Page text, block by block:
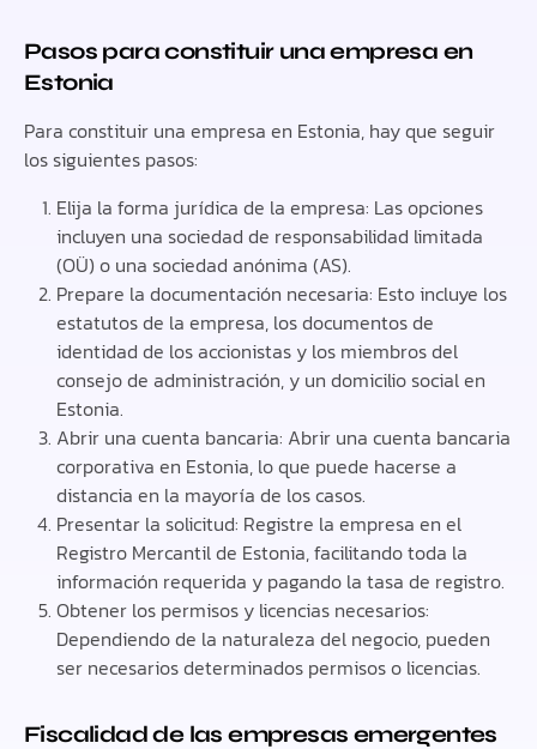
Pasos para constituir una empresa en
Estonia
Para constituir una empresa en Estonia, hay que seguir
los siguientes pasos:
Elija la forma jurídica de la empresa: Las opciones
incluyen una sociedad de responsabilidad limitada
(OÜ) o una sociedad anónima (AS).
Prepare la documentación necesaria: Esto incluye los
estatutos de la empresa, los documentos de
identidad de los accionistas y los miembros del
consejo de administración, y un domicilio social en
Estonia.
Abrir una cuenta bancaria: Abrir una cuenta bancaria
corporativa en Estonia, lo que puede hacerse a
distancia en la mayoría de los casos.
Presentar la solicitud: Registre la empresa en el
Registro Mercantil de Estonia, facilitando toda la
información requerida y pagando la tasa de registro.
Obtener los permisos y licencias necesarios:
Dependiendo de la naturaleza del negocio, pueden
ser necesarios determinados permisos o licencias.
Fiscalidad de las empresas emergentes